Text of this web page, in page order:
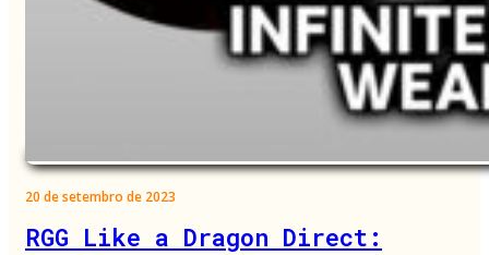
20 de setembro de 2023
RGG Like a Dragon Direct: